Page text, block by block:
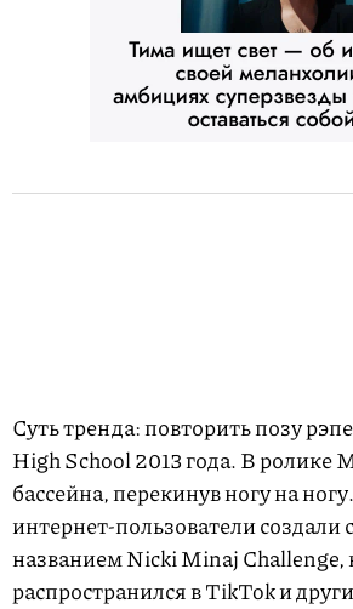
Суть тренда: повторить позу
High School 2013 года. В ролике
бассейна, перекинув ногу на
интернет-пользователи создали
названием Nicki Minaj Challenge,
распространился в TikTok и